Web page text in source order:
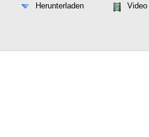
Herunterladen Video